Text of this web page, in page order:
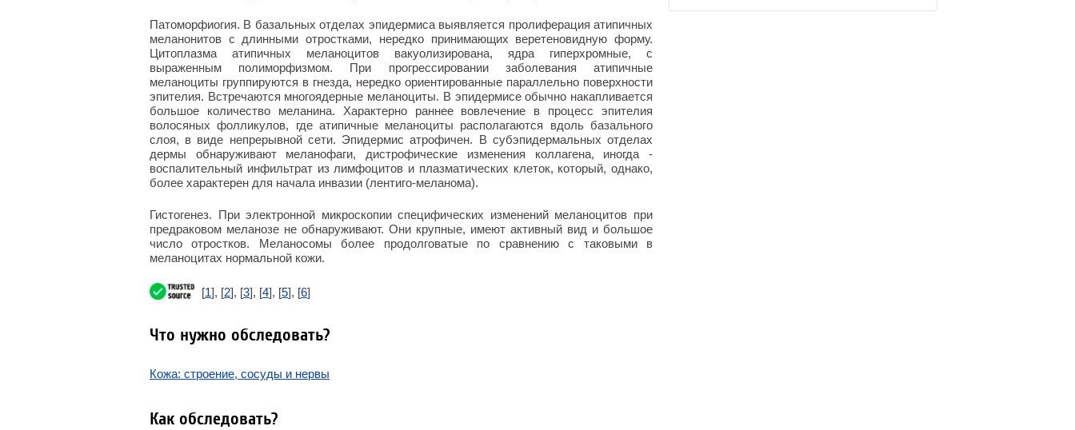
Патоморфиогия. В базальных отделах эпидермиса выявляется пролиферация атипичных
меланонитов с длинными отростками, нередко принимающих веретеновидную форму.
Цитоплазма атипичных меланоцитов вакуолизирована, ядра гиперхромные, с
выраженным полиморфизмом. При прогрессировании заболевания атипичные
меланоциты группируются в гнезда, нередко ориентированные параллельно поверхности
эпителия. Встречаются многоядерные меланоциты. В эпидермисе обычно накапливается
большое количество меланина. Характерно раннее вовлечение в процесс эпителия
волосяных фолликулов, где атипичные меланоциты располагаются вдоль базального
слоя, в виде непрерывной сети. Эпидермис атрофичен. В субэпидермальных отделах
дермы обнаруживают меланофаги, дистрофические изменения коллагена, иногда -
воспалительный инфильтрат из лимфоцитов и плазматических клеток, который, однако,
более характерен для начала инвазии (лентиго-меланома).
Гистогенез. При электронной микроскопии специфических изменений меланоцитов при
предраковом меланозе не обнаруживают. Они крупные, имеют активный вид и большое
число отростков. Меланосомы более продолговатые по сравнению с таковыми в
меланоцитах нормальной кожи.
[1], [2], [3], [4], [5], [6]
Что нужно обследовать?
Кожа: строение, сосуды и нервы
Как обследовать?